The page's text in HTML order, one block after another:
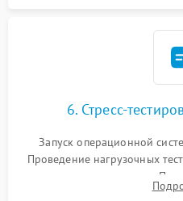
6. Стресс-
Запуск операционной
Проведение нагрузочных
для контроля температур.
USB-портов,